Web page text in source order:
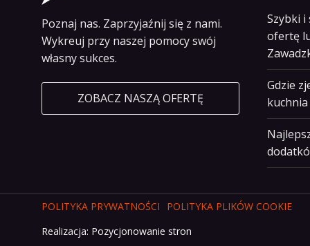
Poznaj nas. Zaprzyjaźnij się z nami.
Wykreuj przy naszej pomocy swój
własny sukces.
ZOBACZ NASZĄ OFERTĘ
Szybki i
ofertę
Gdzie
POLITYKA PRYWATNOŚCI
POLITYKA PLIKÓW COOKIE
Realizacja: Pozycjonowanie stron